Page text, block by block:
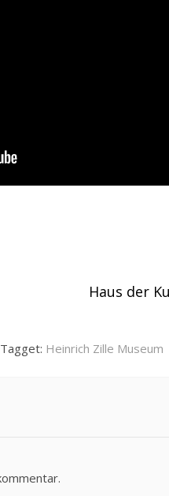
Haus der
Tagget: Heinrich Zille Museum